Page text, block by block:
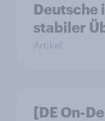
Deutsche
stabiler
Artikel
[DE On-